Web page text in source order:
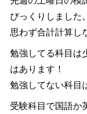
びっくりしました。
思わず合計計算し
勉強してる科目は
はあります！
勉強してない科目
受験科目で国語か